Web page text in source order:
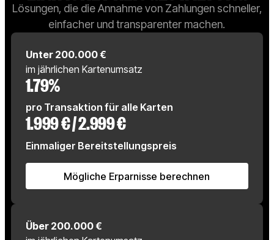
Lösungen, die die Annahme von Zahlungen schneller,
einfacher und transparenter machen.
Unter 200.000 €
im jährlichen Kartenumsatz
1.79%
pro Transaktion für alle Karten
1.999 € / 2.999 €
Einmaliger Bereitstellungspreis
Mögliche Erparnisse
Mögliche Erparnisse berechnen
Über 200.000 €